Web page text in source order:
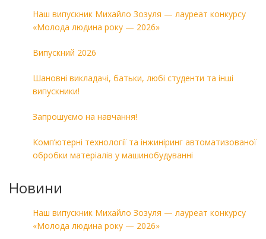
Наш випускник Михайло Зозуля — лауреат конкурсу
«Молода людина року — 2026»
Випускний 2026
Шановні викладачі, батьки, любі студенти та інші
випускники!
Запрошуємо на навчання!
Комп’ютерні технології та інжиніринг автоматизованої
обробки матеріалів у машинобудуванні
Новини
Наш випускник Михайло Зозуля — лауреат конкурсу
«Молода людина року — 2026»